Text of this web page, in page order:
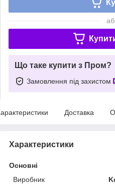
Що таке купити з Пром?
Замовлення під захистом
Доставка
Характеристики
Основні
Виробник